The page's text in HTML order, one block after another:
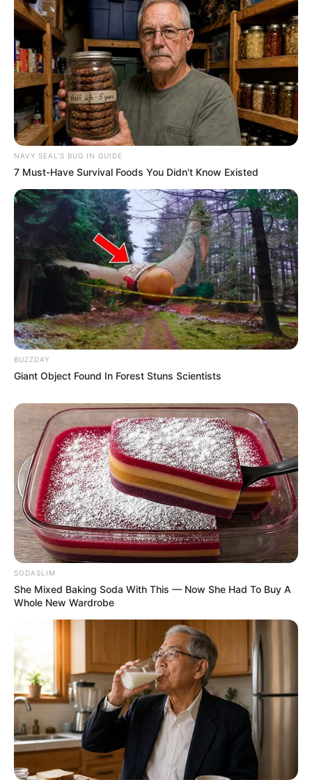
NAVY SEAL'S BUG IN GUIDE
7 Must-Have Survival Foods You Didn't Know Existed
BUZZDAY
Giant Object Found In Forest Stuns Scientists
SODASLIM
She Mixed Baking Soda With This — Now She Had To Buy A
Whole New Wardrobe